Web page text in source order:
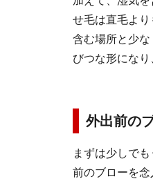
せ毛は直毛より
含む場所と少
びつな形になり
外出前の
まずは少しで
前のブローを念